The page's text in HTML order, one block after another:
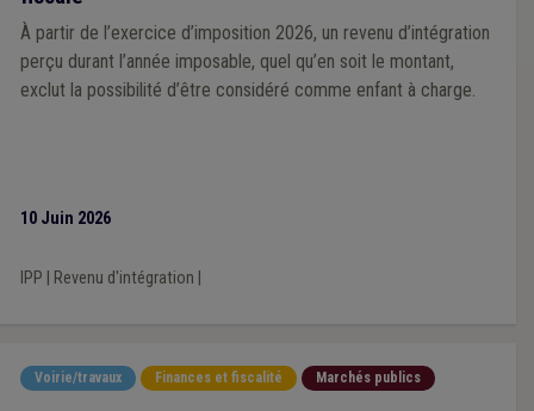
À partir de l’exercice d’imposition 2026, un revenu d’intégration
perçu durant l’année imposable, quel qu’en soit le montant,
exclut la possibilité d’être considéré comme enfant à charge.
10 Juin 2026
IPP Revenu d'intégration
Voirie/travaux Finances et fiscalité Marchés publics